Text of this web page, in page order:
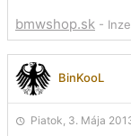
bmwshop.sk -
BinKooL
Piatok, 3. Mája